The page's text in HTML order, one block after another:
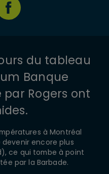
du tableau
Banque
Rogers ont
à Montréal
encore plus
ce qui tombe à point
par la Barbade.